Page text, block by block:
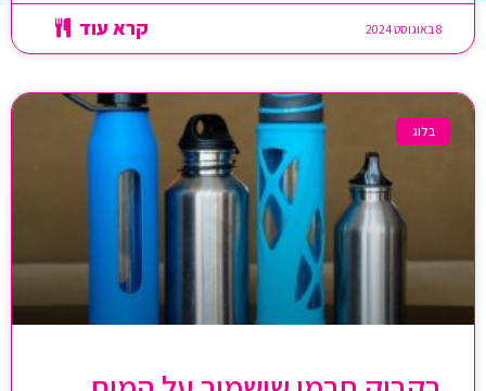
קרא עוד 8 באוגוסט 2024
בלוג